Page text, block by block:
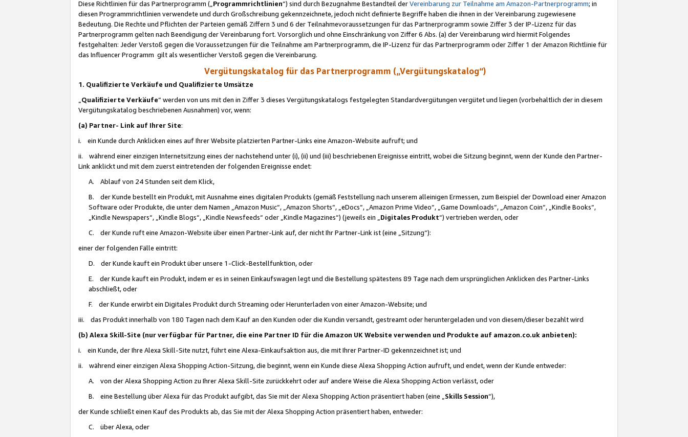
Diese Richtlinien für das Partnerprogramm („Programmrichtlinien“) sind durch Bezugnahme Bestandteil derVereinbarung zur Teilnahme am Amazon-Partnerprogramm; in
diesen Programmrichtlinien verwendete und durch Großschreibung gekennzeichnete, jedoch nicht definierte Begriffe haben die ihnen in der Vereinbarung zugewiesene
Bedeutung. Die Rechte und Pflichten der Parteien gemäß Ziffern 3 und 6 der Teilnahmevoraussetzungen für das Partnerprogramm sowie Ziffer 3 der IP-Lizenz für das
Partnerprogramm gelten nach Beendigung der Vereinbarung fort. Vorsorglich und ohne Einschränkung von Ziffer 6 Abs. (a) der Vereinbarung wird hiermit Folgendes
festgehalten: Jeder Verstoß gegen die Voraussetzungen für die Teilnahme am Partnerprogramm, die IP-Lizenz für das Partnerprogramm oder Ziffer 1 der Amazon Richtlinie für
das Influencer Programm gilt als wesentlicher Verstoß gegen die Vereinbarung.
Vergütungskatalog für das Partnerprogramm („Vergütungskatalog“)
1. Qualifizierte Verkäufe und Qualifizierte Umsätze
Qualifizierte Verkäufe“ werden von uns mit den in Ziffer 3 dieses Vergütungskatalogs festgelegten Standardvergütungen vergütet und liegen (vorbehaltlich der in diesem
Vergütungskatalog beschriebenen Ausnahmen) vor, wenn:
(a) Partner- Link auf Ihrer Site:
i. ein Kunde durch Anklicken eines auf Ihrer Website platzierten Partner-Links eine Amazon-Website aufruft; und
ii. während einer einzigen Internetsitzung eines der nachstehend unter (i), (ii) und (iii) beschriebenen Ereignisse eintritt, wobei die Sitzung beginnt, wenn der Kunde den Partner-
Link anklickt und mit dem zuerst eintretenden der folgenden Ereignisse endet:
A. Ablauf von 24 Stunden seit dem Klick,
B. der Kunde bestellt ein Produkt, mit Ausnahme eines digitalen Produkts (gemäß Feststellung nach unserem alleinigen Ermessen, zum Beispiel der Download einer Amazon
Software oder Produkte, die unter dem Namen „Amazon Music“, „Amazon Shorts“, „eDocs“, „Amazon Prime Video“, „Game Downloads“, „Amazon Coin“, „Kindle Books“,
„Kindle Newspapers“, „Kindle Blogs“, „Kindle Newsfeeds“ oder „Kindle Magazines“) (jeweils ein „ Digitales Produkt“) vertrieben werden, oder
C. der Kunde ruft eine Amazon-Website über einen Partner-Link auf, der nicht Ihr Partner-Link ist (eine „Sitzung“):
einer der folgenden Fälle eintritt:
D. der Kunde kauft ein Produkt über unsere 1-Click-Bestellfunktion, oder
E. der Kunde kauft ein Produkt, indem er es in seinen Einkaufswagen legt und die Bestellung spätestens 89 Tage nach dem ursprünglichen Anklicken des Partner-Links
abschließt, oder
F. der Kunde erwirbt ein Digitales Produkt durch Streaming oder Herunterladen von einer Amazon-Website; und
iii. das Produkt innerhalb von 180 Tagen nach dem Kauf an den Kunden oder die Kundin versandt, gestreamt oder heruntergeladen und von diesem/dieser bezahlt wird
(b) Alexa Skill-Site (nur verfügbar für Partner, die eine Partner ID für die Amazon UK Website verwenden und Produkte auf amazon.co.uk anbieten):
i. ein Kunde, der Ihre Alexa Skill-Site nutzt, führt eine Alexa-Einkaufsaktion aus, die mit Ihrer Partner-ID gekennzeichnet ist; und
ii. während einer einzigen Alexa Shopping Action-Sitzung, die beginnt, wenn ein Kunde diese Alexa Shopping Action aufruft, und endet, wenn der Kunde entweder:
A. von der Alexa Shopping Action zu Ihrer Alexa Skill-Site zurückkehrt oder auf andere Weise die Alexa Shopping Action verlässt, oder
B. eine Bestellung über Alexa für das Produkt aufgibt, das Sie mit der Alexa Shopping Action präsentiert haben (eine „ Skills Session“),
der Kunde schließt einen Kauf des Produkts ab, das Sie mit der Alexa Shopping Action präsentiert haben, entweder:
C. über Alexa, oder